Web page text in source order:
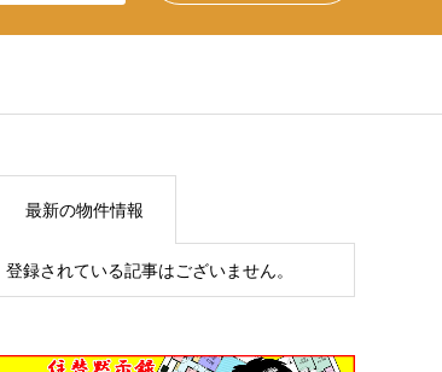
最新の物件情報
登録されている記事はございません。